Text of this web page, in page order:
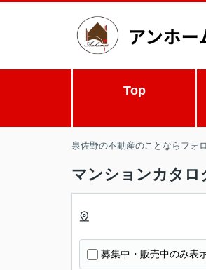
Top
泉佐野の不動産のことならフォ
マンションカタロ
募集中・販売中のみ表